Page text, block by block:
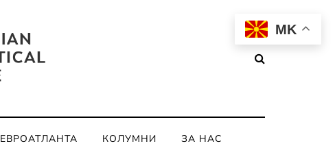
ЕВРОАТЛАНТА КОЛУМНИ ЗА НАС
MK